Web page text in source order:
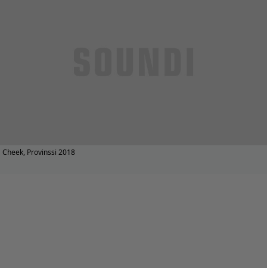
Cheek, Provinssi 2018